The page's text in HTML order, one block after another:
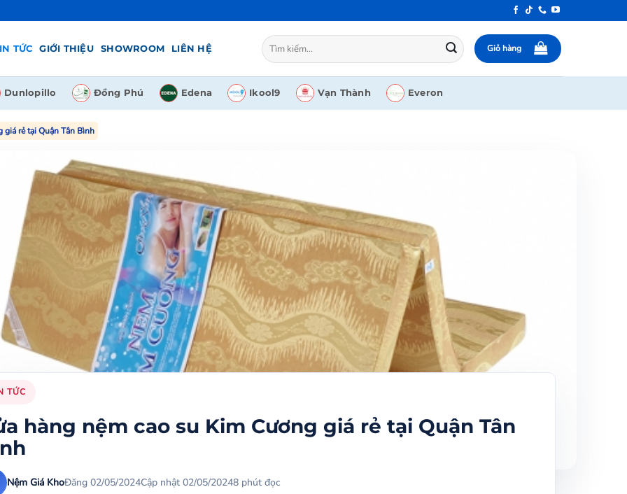
TỨC GIỚI THIỆU SHOWROOM LIÊN HỆ
Tìm
kiếm:
Giỏ hàng
Dunlopillo Đồng Phú Edena Ikool9 Vạn Thành Everon
giá rẻ tại Quận Tân Bình
TỨC
hàng nệm cao su Kim Cương giá rẻ tại Quận Tân
Nệm Giá KhoĐăng 02/05/2024Cập nhật 02/05/20248 phút đọc